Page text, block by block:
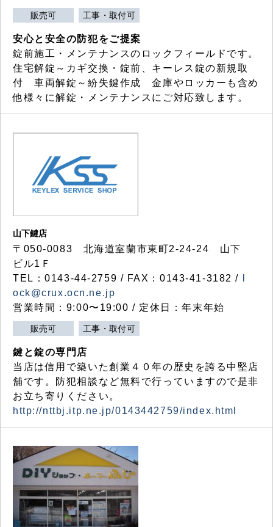
販売可 工事・取付可
安心と安全の防犯をご提案
錠前施工・メンテナンスのロックフィールドです。
住宅解錠～カギ交換・錠前、キーレス錠の新規取
付 車両解錠～紛失鍵作成 金庫やロッカーも含め
他様々に解錠・メンテナンスにご対応致します。
山下鍵店
〒050-0083 北海道室蘭市東町2-24-24 山下
ビル1Ｆ
TEL：0143-44-2759 / FAX：0143-41-3182 /
ock@crux.ocn.ne.jp
営業時間：9:00〜19:00 / 定休日：年末年始
販売可 工事・取付可
鍵と錠の専門店
当店は信用で築いた創業４０年の歴史を誇る中堅店
舗です。防犯相談など無料で行っていますので是非
お立ち寄りください。
http://nttbj.itp.ne.jp/0143442759/index.html